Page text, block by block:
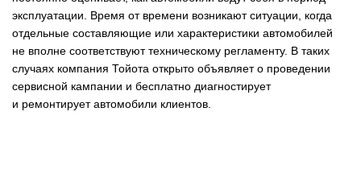
эксплуатации. Время от времени возникают ситуации, когда
отдельные составляющие или характеристики автомобилей
не вполне соответствуют техническому регламенту. В таких
случаях компания Тойота открыто объявляет о проведении
сервисной кампании и бесплатно диагностирует
и ремонтирует автомобили клиентов.